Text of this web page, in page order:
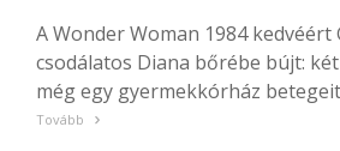
A Wonder Woman 1984 kedvéért
csodálatos Diana bőrébe bújt:
még egy gyermekkórház
Tovább